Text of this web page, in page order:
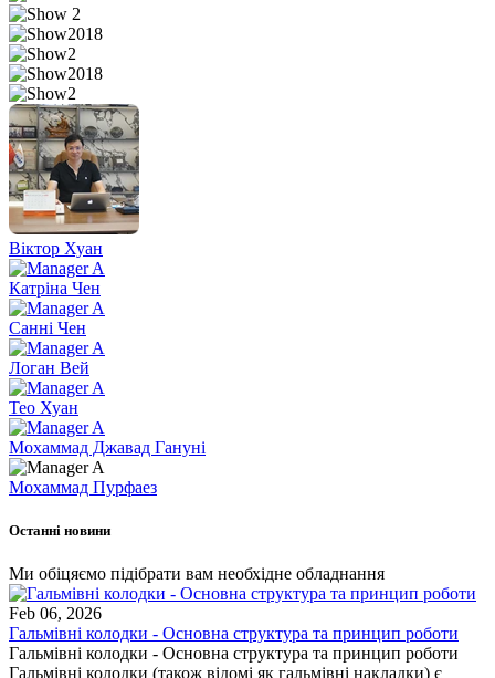
Віктор Хуан
Катріна Чен
Санні Чен
Логан Вей
Тео Хуан
Мохаммад Джавад Гануні
Мохаммад Пурфаез
Останні новини
Ми обіцяємо підібрати вам необхідне обладнання
Feb 06, 2026
Гальмівні колодки - Основна структура та принцип роботи
Гальмівні колодки - Основна структура та принцип роботи
Гальмівні колодки (також відомі як гальмівні накладки) є